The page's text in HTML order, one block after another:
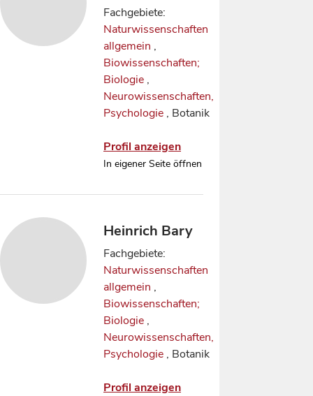
Fachgebiete:
Naturwissenschaften
allgemein ,
Biowissenschaften;
Biologie ,
Neurowissenschaften,
Psychologie , Botanik
Profil anzeigen
In eigener Seite öffnen
Heinrich Bary
Fachgebiete:
Naturwissenschaften
allgemein ,
Biowissenschaften;
Biologie ,
Neurowissenschaften,
Psychologie , Botanik
Profil anzeigen